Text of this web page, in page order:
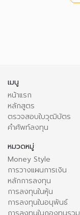
เมนู
หน้าแรก
หลักสูตร
ตรวจสอบใบวุฒิบัตร
คำศัพท์ลงทุน
หมวดหมู่
Money Style
การวางแผนการเงิน
หลักการลงทุน
การลงทุนในหุ้น
การลงทุนในอนุพันธ์